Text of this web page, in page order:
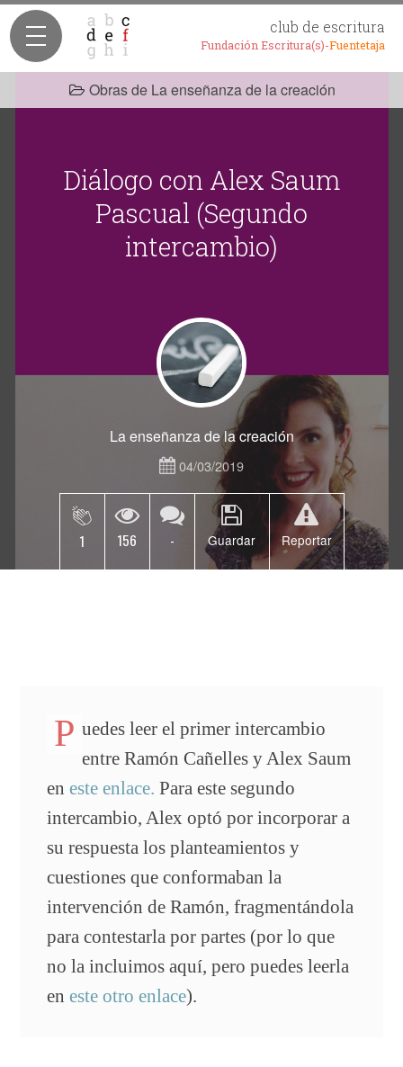
club de escritura
Fundación Escritura(s)-Fuentetaja
Obras de La enseñanza de la creación
Diálogo con Alex Saum
Pascual (Segundo
intercambio)
La enseñanza de la creación
04/03/2019
1 156 - Guardar Reportar
P uedes leer el primer intercambio
entre Ramón Cañelles y Alex Saum
en este enlace. Para este segundo
intercambio, Alex optó por incorporar a
su respuesta los planteamientos y
cuestiones que conformaban la
intervención de Ramón, fragmentándola
para contestarla por partes (por lo que
no la incluimos aquí, pero puedes leerla
en este otro enlace).